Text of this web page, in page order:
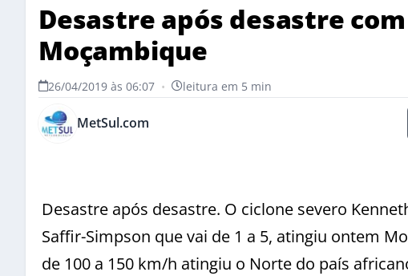
Desastre após desastre
Moçambique
26/04/2019 às 06:07 • leitura em 5 min
MetSul.com
Desastre após desastre. O ciclone severo
Saffir-Simpson que vai de 1 a 5, atingiu ontem
de 100 a 150 km/h atingiu o Norte do país